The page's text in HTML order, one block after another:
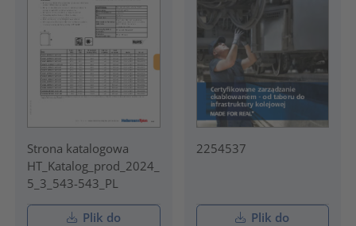
Strona katalogowa
HT_Katalog_prod_2024_
5_3_543-543_PL
Plik do
2254537
Plik do